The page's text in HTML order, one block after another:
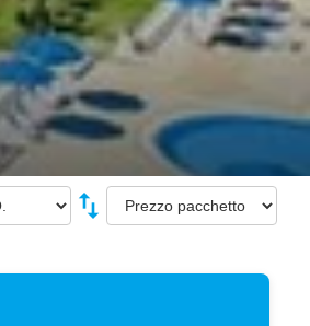
swap_vert